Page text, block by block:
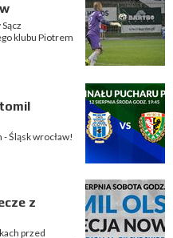
klubu Piotrem
Śląsk wrocław!
z
przed